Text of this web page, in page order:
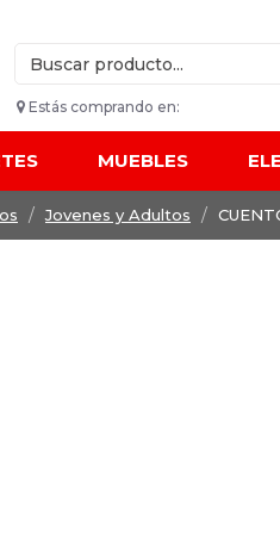
Estás comprando en:
MUEBLES
Jovenes y Adultos